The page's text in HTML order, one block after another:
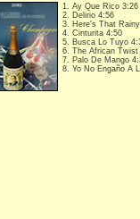
1. Ay Que Rico 3:26
2. Delirio 4:56
3. Here's That
4. Cinturita 4:50
5. Busca Lo Tuyo
6. The African
7. Palo De Mango
8. Yo No Engaño A